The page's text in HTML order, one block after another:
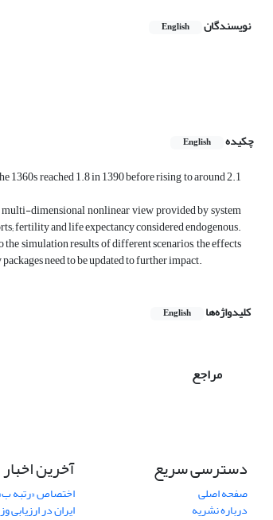
نویسندگان English
چکیده
English
1360s reached 1.8 in 1390 before rising to around 2.1
dimensional nonlinear view provided by system
fertility and life expectancy considered endogenous.
simulation results of different scenarios, the effects
need to be updated to further impact.
کلیدواژه‌ها English
مراجع
دسترسی سریع
صفحه اصلی
درباره نشریه
آخرین اخبار
اختصاص «رتبه
ایران در ارزیابی